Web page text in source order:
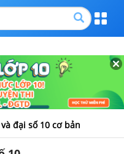
đại số 10 cơ bản